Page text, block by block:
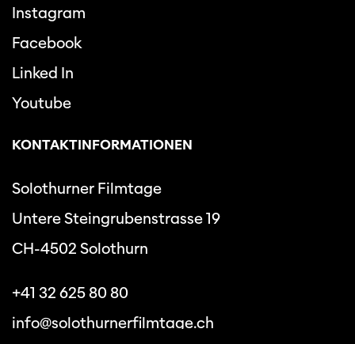
Instagram
Facebook
Linked In
Youtube
KONTAKTINFORMATIONEN
Solothurner Filmtage
Untere Steingrubenstrasse 19
CH-4502 Solothurn
+41 32 625 80 80
info@solothurnerfilmtage.ch